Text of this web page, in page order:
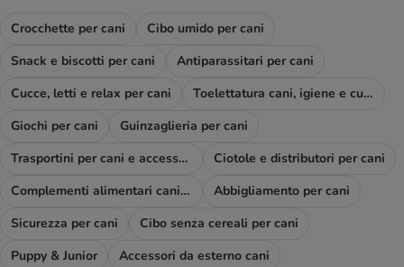
Crocchette per cani
Cibo umido per cani
Snack e biscotti per cani
Antiparassitari per cani
Cucce, letti e relax per cani
Toelettatura cani, igiene e cura
Giochi per cani
Guinzaglieria per cani
Trasportini per cani e accessori viaggio
Ciotole e distributori per cani
Complementi alimentari cani e diete
Abbigliamento per cani
Sicurezza per cani
Cibo senza cereali per cani
Puppy & Junior
Accessori da esterno cani